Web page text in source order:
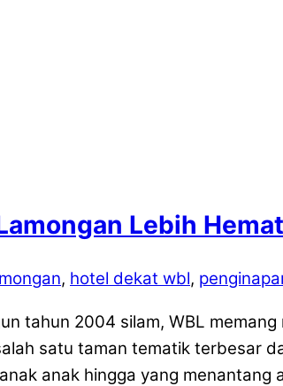
Lebih Hemat
, hotel dekat wbl,
tahun 2004 silam, WBL
satu taman tematik terbesar
anak hingga yang